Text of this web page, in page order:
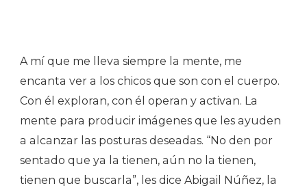
A mí que me lleva siempre la mente, me
encanta ver a los chicos que son con el cuerpo.
Con él exploran, con él operan y activan. La
mente para producir imágenes que les ayuden
a alcanzar las posturas deseadas. “No den por
sentado que ya la tienen, aún no la tienen,
tienen que buscarla”, les dice Abigail Núñez, la